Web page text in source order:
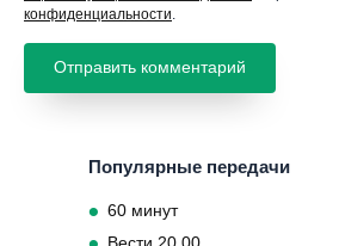
конфиденциальности
Популярные передачи
60 минут